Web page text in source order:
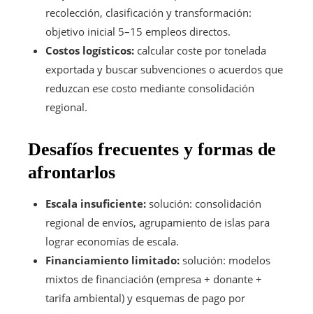
recolección, clasificación y transformación:
objetivo inicial 5–15 empleos directos.
Costos logísticos: calcular coste por tonelada
exportada y buscar subvenciones o acuerdos que
reduzcan ese costo mediante consolidación
regional.
Desafíos frecuentes y formas de
afrontarlos
Escala insuficiente: solución: consolidación
regional de envíos, agrupamiento de islas para
lograr economías de escala.
Financiamiento limitado: solución: modelos
mixtos de financiación (empresa + donante +
tarifa ambiental) y esquemas de pago por